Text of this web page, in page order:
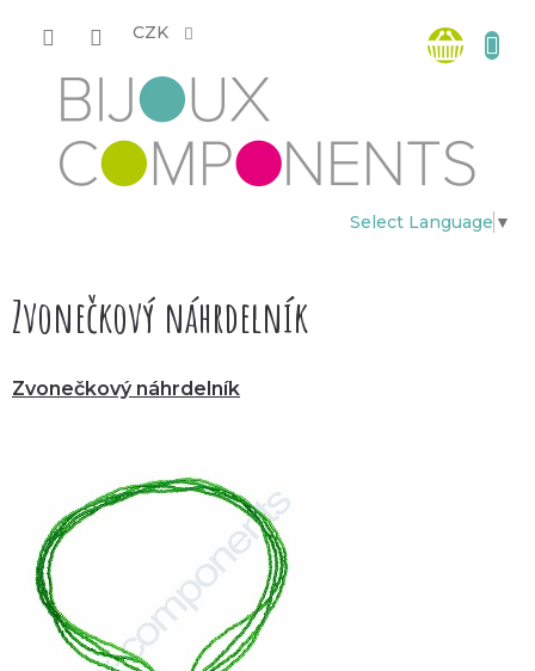
CZK
Select Language ▼
košík
Zvonečkový náhrdelník
Zvonečkový náhrdelník